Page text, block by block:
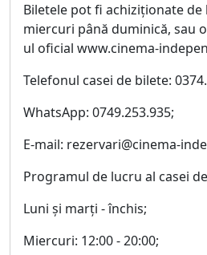
Biletele pot fi achiziționate de
miercuri până duminică, sau
ul oficial www.cinema-
Telefonul casei de bilete:
WhatsApp: 0749.253.935;
E-mail: rezervari@cinema-
Programul de lucru al casei
Luni și marți - închis;
Miercuri: 12:00 - 20:00;